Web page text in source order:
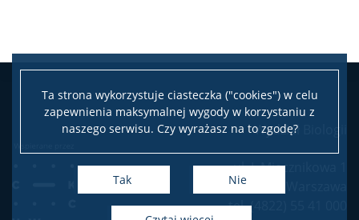
Ta strona wykorzystuje ciasteczka ("cookies") w celu
zapewnienia maksymalnej wygody w korzystaniu z
naszego serwisu. Czy wyrażasz na to zgodę?
Tak Nie
Wydział Biologii
ul. I. Miecznikowa 1
02-096 Warszawa
tel. (4822) 55 41 000